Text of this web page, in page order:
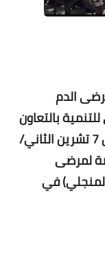
الدم
بالتعاون
مع جمعيةأنيرا، اليوم الجمعة الموافق 7 تشرين الثاني/
لمرضى
في